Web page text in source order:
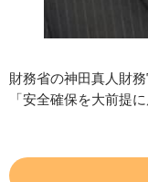
財務省の神田真人財
「安全確保を大前提